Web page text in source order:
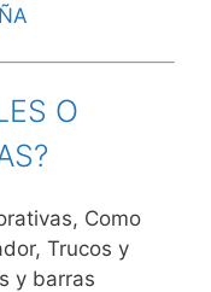
O
Como
Trucos y
y barras